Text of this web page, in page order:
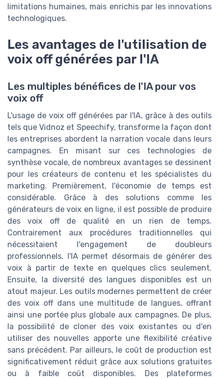
limitations humaines, mais enrichis par les innovations
technologiques.
Les avantages de l'utilisation de
voix off générées par l'IA
Les multiples bénéfices de l'IA pour vos
voix off
L'usage de voix off générées par l'IA, grâce à des outils
tels que Vidnoz et Speechify, transforme la façon dont
les entreprises abordent la narration vocale dans leurs
campagnes. En misant sur ces technologies de
synthèse vocale, de nombreux avantages se dessinent
pour les créateurs de contenu et les spécialistes du
marketing. Premièrement, l'économie de temps est
considérable. Grâce à des solutions comme les
générateurs de voix en ligne, il est possible de produire
des voix off de qualité en un rien de temps.
Contrairement aux procédures traditionnelles qui
nécessitaient l'engagement de doubleurs
professionnels, l'IA permet désormais de générer des
voix à partir de texte en quelques clics seulement.
Ensuite, la diversité des langues disponibles est un
atout majeur. Les outils modernes permettent de créer
des voix off dans une multitude de langues, offrant
ainsi une portée plus globale aux campagnes. De plus,
la possibilité de cloner des voix existantes ou d'en
utiliser des nouvelles apporte une flexibilité créative
sans précédent. Par ailleurs, le coût de production est
significativement réduit grâce aux solutions gratuites
ou à faible coût disponibles. Des plateformes